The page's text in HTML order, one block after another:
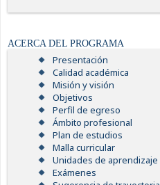
ACERCA DEL PROGRAMA
Presentación
Calidad académica
Misión y visión
Objetivos
Perfil de egreso
Ámbito profesional
Plan de estudios
Malla curricular
Unidades de aprendizaje
Exámenes